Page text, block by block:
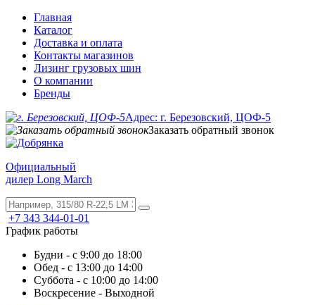
Главная
Каталог
Доставка и оплата
Контакты магазинов
Лизинг грузовых шин
О компании
Бренды
Адрес: г. Березовский, ЦОФ-5
Заказать обратный звонок
Официальный
дилер Long March
+7 343 344-01-01
График работы
Будни - с 9:00 до 18:00
Обед - с 13:00 до 14:00
Суббота - с 10:00 до 14:00
Воскресение - Выходной